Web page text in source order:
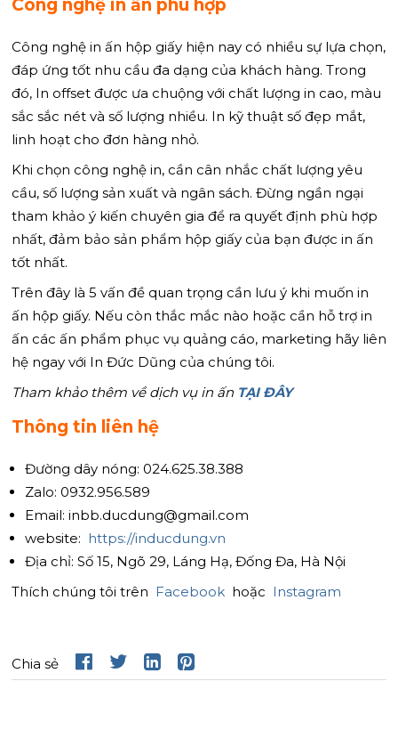
Công nghệ in ấn phù hợp
Công nghệ in ấn hộp giấy hiện nay có nhiều sự lựa chọn,
đáp ứng tốt nhu cầu đa dạng của khách hàng. Trong
đó, In offset được ưa chuộng với chất lượng in cao, màu
sắc sắc nét và số lượng nhiều. In kỹ thuật số đẹp mắt,
linh hoạt cho đơn hàng nhỏ.
Khi chọn công nghệ in, cần cân nhắc chất lượng yêu
cầu, số lượng sản xuất và ngân sách. Đừng ngần ngại
tham khảo ý kiến chuyên gia để ra quyết định phù hợp
nhất, đảm bảo sản phẩm hộp giấy của bạn được in ấn
tốt nhất.
Trên đây là 5 vấn đề quan trọng cần lưu ý khi muốn in
ấn hộp giấy. Nếu còn thắc mắc nào hoặc cần hỗ trợ in
ấn các ấn phẩm phục vụ quảng cáo, marketing hãy liên
hệ ngay với In Đức Dũng của chúng tôi.
Tham khảo thêm về dịch vụ in ấn TẠI ĐÂY
Thông tin liên hệ
Đường dây nóng: 024.625.38.388
Zalo: 0932.956.589
Email: inbb.ducdung@gmail.com
website: https://inducdung.vn
Địa chỉ: Số 15, Ngõ 29, Láng Hạ, Đống Đa, Hà Nội
Thích chúng tôi trên Facebook hoặc Instagram
Chia sẻ